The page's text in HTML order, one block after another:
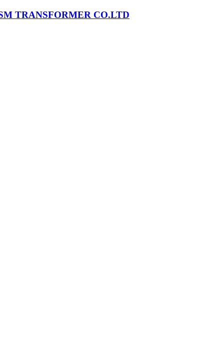
TRANSFORMER CO.LTD